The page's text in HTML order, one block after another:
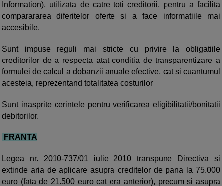
Information), utilizata de catre toti creditorii, pentru a facilita
comparararea diferitelor oferte si a face informatiile mai
accesibile.
Sunt impuse reguli mai stricte cu privire la obligatiile
creditorilor de a respecta atat conditia de transparentizare a
formulei de calcul a dobanzii anuale efective, cat si cuantumul
acesteia, reprezentand totalitatea costurilor
Sunt inasprite cerintele pentru verificarea eligibilitatii/bonitatii
debitorilor.
FRANTA
Legea nr. 2010-737/01 iulie 2010 transpune Directiva si
extinde aria de aplicare asupra creditelor de pana la 75.000
euro (fata de 21.500 euro cat era anterior), precum si asupra